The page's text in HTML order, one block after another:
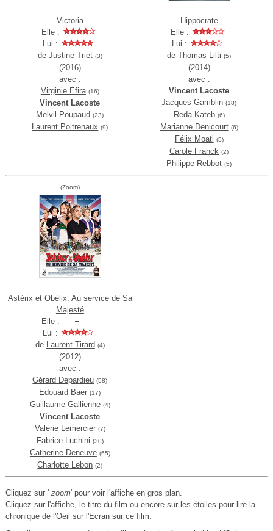
Victoria
Elle :
Lui :
de Justine Triet (3)
(2016)
avec :
Virginie Efira (16)
Vincent Lacoste
Melvil Poupaud (23)
Laurent Poitrenaux (9)
Hippocrate
Elle :
Lui :
deThomas Lilti (5)
(2014)
avec :
Vincent Lacoste
Jacques Gamblin (18)
Reda Kateb (6)
Marianne Denicourt (6)
Félix Moati (5)
Carole Franck (2)
Philippe Rebbot (5)
(Zoom)
Astérix et Obélix: Au service de Sa
Majesté
Elle :
Lui :
de Laurent Tirard (4)
(2012)
avec :
Gérard Depardieu (58)
Edouard Baer (17)
Guillaume Gallienne (4)
Vincent Lacoste
Valérie Lemercier (7)
Fabrice Luchini (30)
Catherine Deneuve (65)
Charlotte Lebon (2)
Cliquez sur ' zoom' pour voir l'affiche en gros plan.
Cliquez sur l'affiche, le titre du film ou encore sur les étoiles pour lire la
chronique de l'Oeil sur l'Ecran sur ce film.